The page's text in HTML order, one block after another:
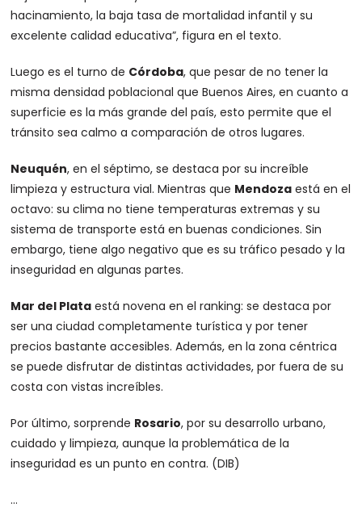
hacinamiento, la baja tasa de mortalidad infantil y su
excelente calidad educativa”, figura en el texto.
Luego es el turno de Córdoba, que pesar de no tener la
misma densidad poblacional que Buenos Aires, en cuanto a
superficie es la más grande del país, esto permite que el
tránsito sea calmo a comparación de otros lugares.
Neuquén, en el séptimo, se destaca por su increíble
limpieza y estructura vial. Mientras que Mendoza está en el
octavo: su clima no tiene temperaturas extremas y su
sistema de transporte está en buenas condiciones. Sin
embargo, tiene algo negativo que es su tráfico pesado y la
inseguridad en algunas partes.
Mar del Plata está novena en el ranking: se destaca por
ser una ciudad completamente turística y por tener
precios bastante accesibles. Además, en la zona céntrica
se puede disfrutar de distintas actividades, por fuera de su
costa con vistas increíbles.
Por último, sorprende Rosario, por su desarrollo urbano,
cuidado y limpieza, aunque la problemática de la
inseguridad es un punto en contra. (DIB)
…